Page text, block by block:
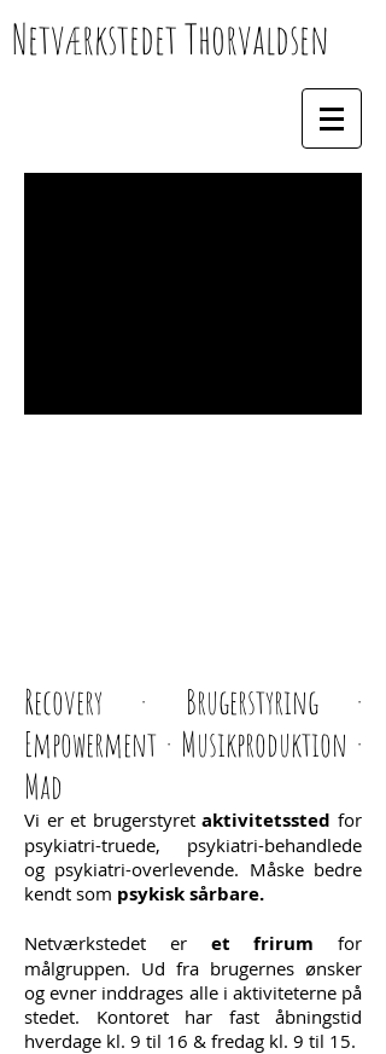
Netværkstedet Thorvaldsen
Recovery · Brugerstyring ·
Empowerment · Musikproduktion ·
Mad
Vi er et brugerstyretaktivitetssted for
psykiatri-truede, psykiatri-behandlede
og psykiatri-overlevende. Måske bedre
kendt som psykisk sårbare.
Netværkstedet er et frirum for
målgruppen. Ud fra brugernes ønsker
og evner inddrages alle i aktiviteterne på
stedet. Kontoret har fast åbningstid
hverdage kl. 9 til 16 & fredag kl. 9 til 15.